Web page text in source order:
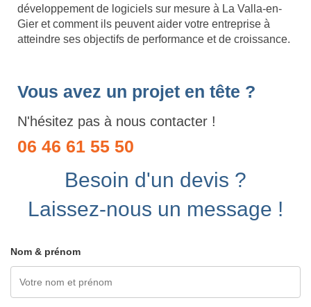
développement de logiciels sur mesure à La Valla-en-
Gier et comment ils peuvent aider votre entreprise à
atteindre ses objectifs de performance et de croissance.
Vous avez un projet en tête ?
N'hésitez pas à nous contacter !
06 46 61 55 50
Besoin d'un devis ?
Laissez-nous un message !
Nom & prénom